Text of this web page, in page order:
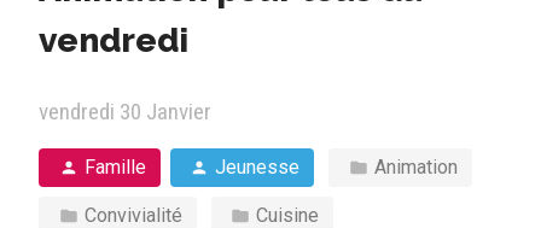
vendredi
vendredi 30 Janvier
Famille Jeunesse Animation
Convivialité Cuisine